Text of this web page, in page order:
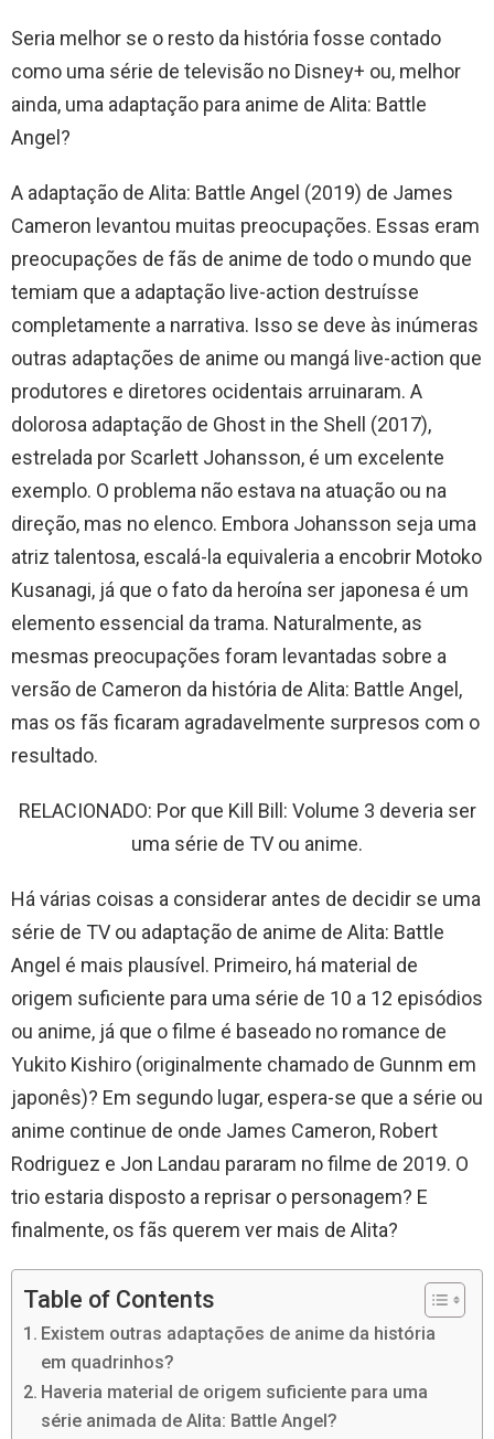
Seria melhor se o resto da história fosse contado
como uma série de televisão no Disney+ ou, melhor
ainda, uma adaptação para anime de Alita: Battle
Angel?
A adaptação de Alita: Battle Angel (2019) de James
Cameron levantou muitas preocupações. Essas eram
preocupações de fãs de anime de todo o mundo que
temiam que a adaptação live-action destruísse
completamente a narrativa. Isso se deve às inúmeras
outras adaptações de anime ou mangá live-action que
produtores e diretores ocidentais arruinaram. A
dolorosa adaptação de Ghost in the Shell (2017),
estrelada por Scarlett Johansson, é um excelente
exemplo. O problema não estava na atuação ou na
direção, mas no elenco. Embora Johansson seja uma
atriz talentosa, escalá-la equivaleria a encobrir Motoko
Kusanagi, já que o fato da heroína ser japonesa é um
elemento essencial da trama. Naturalmente, as
mesmas preocupações foram levantadas sobre a
versão de Cameron da história de Alita: Battle Angel,
mas os fãs ficaram agradavelmente surpresos com o
resultado.
RELACIONADO: Por que Kill Bill: Volume 3 deveria ser
uma série de TV ou anime.
Há várias coisas a considerar antes de decidir se uma
série de TV ou adaptação de anime de Alita: Battle
Angel é mais plausível. Primeiro, há material de
origem suficiente para uma série de 10 a 12 episódios
ou anime, já que o filme é baseado no romance de
Yukito Kishiro (originalmente chamado de Gunnm em
japonês)? Em segundo lugar, espera-se que a série ou
anime continue de onde James Cameron, Robert
Rodriguez e Jon Landau pararam no filme de 2019. O
trio estaria disposto a reprisar o personagem? E
finalmente, os fãs querem ver mais de Alita?
Table of Contents
Existem outras adaptações de anime da história
em quadrinhos?
Haveria material de origem suficiente para uma
série animada de Alita: Battle Angel?